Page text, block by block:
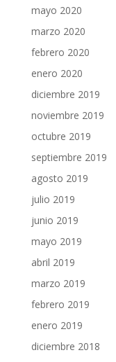
mayo 2020
marzo 2020
febrero 2020
enero 2020
diciembre 2019
noviembre 2019
octubre 2019
septiembre 2019
agosto 2019
julio 2019
junio 2019
mayo 2019
abril 2019
marzo 2019
febrero 2019
enero 2019
diciembre 2018